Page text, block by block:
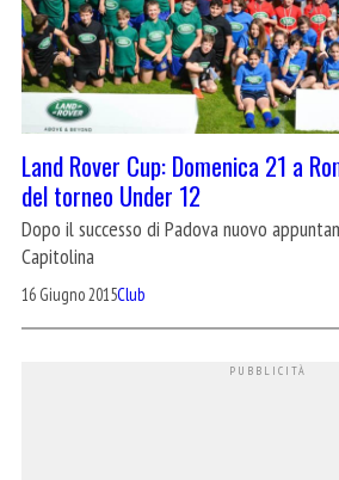
Land Rover Cup: Domenica 21 a
del torneo Under 12
Dopo il successo di Padova nuovo
Capitolina
16 Giugno 2015Club